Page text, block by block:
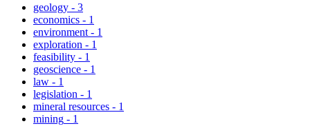
geology - 3
economics - 1
environment - 1
exploration - 1
feasibility - 1
geoscience - 1
law - 1
legislation - 1
mineral resources - 1
mining - 1